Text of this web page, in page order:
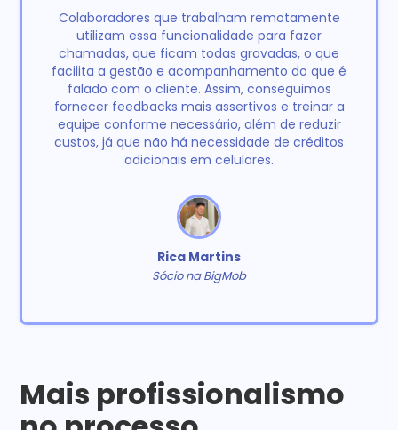
Colaboradores que trabalham remotamente
utilizam essa funcionalidade para fazer
chamadas, que ficam todas gravadas, o que
facilita a gestão e acompanhamento do que é
falado com o cliente. Assim, conseguimos
fornecer feedbacks mais assertivos e treinar a
equipe conforme necessário, além de reduzir
custos, já que não há necessidade de créditos
adicionais em celulares.
Rica Martins
Sócio na BigMob
Mais profissionalismo